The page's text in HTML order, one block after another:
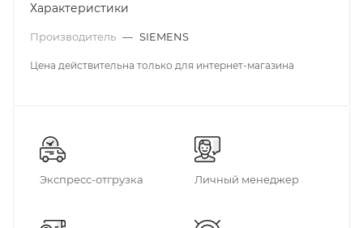
Характеристики
Производитель — SIEMENS
Цена действительна только для интернет-магазина
Экспресс-отгрузка Личный менеджер